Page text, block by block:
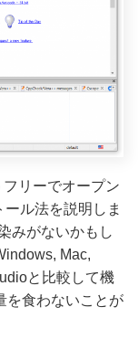
リーでオープン
ル法を説明しま
みがないかもし
Mac,
と比較して機
を食わないことが